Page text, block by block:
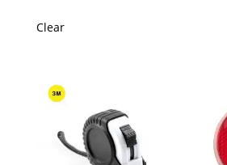
Clear